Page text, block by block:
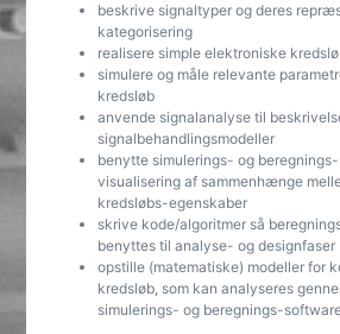
beskrive signaltyper og deres
kategorisering
realisere simple elektroniske
simulere og måle relevante
kredsløb
anvende signalanalyse til
signalbehandlingsmodeller
benytte simulerings- og
visualisering af sammenhænge
kredsløbs-egenskaber
skrive kode/algoritmer så
benyttes til analyse- og designfaser
opstille (matematiske) modeller for
kredsløb, som kan analyseres
simulerings- og beregnings-